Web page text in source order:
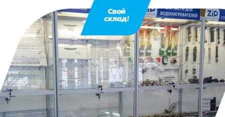
Спасибо!
Менеджер свяжется с вами в
течение 3-x минут.